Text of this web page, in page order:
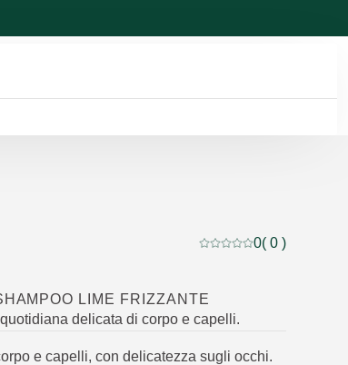
Valutazione attuale: 0
0( 0 )
LIME FRIZZANTE
delicata di corpo e capelli.
e capelli, con delicatezza sugli occhi.